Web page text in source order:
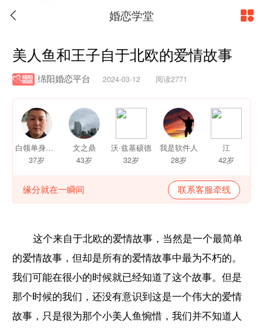
 婚恋学堂
美人鱼和王子自于北欧的爱情故事
绵阳婚恋平台 2024-03-12 阅读2771
白领单身俱乐部＿八分钟约会
37岁
文之鼎
43岁
沃·兹基硕德
32岁
我是软件人
28岁
江
42岁
缘分就在一瞬间 联系客服牵线
这个来自于北欧的爱情故事，当然是一个最简单
的爱情故事，但却是所有的爱情故事中最为不朽的。
我们可能在很小的时候就已经知道了这个故事。但是
那个时候的我们，还没有意识到这是一个伟大的爱情
故事，只是很为那个小美人鱼惋惜，我们并不知道人
